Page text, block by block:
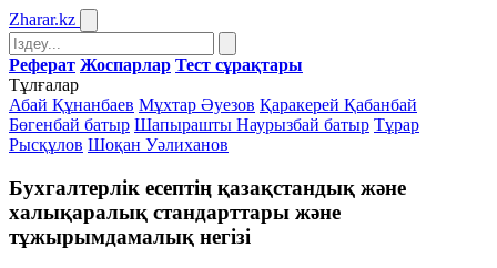
Zharar.kz
Реферат Жоспарлар Тест сұрақтары
Тұлғалар
Абай Құнанбаев Мұхтар Әуезов Қаракерей Қабанбай
Бөгенбай батыр Шапырашты Наурызбай батыр Тұрар
Рысқұлов Шоқан Уәлиханов
Бухгалтерлік есептің қазақстандық және
халықаралық стандарттары және
тұжырымдамалық негізі